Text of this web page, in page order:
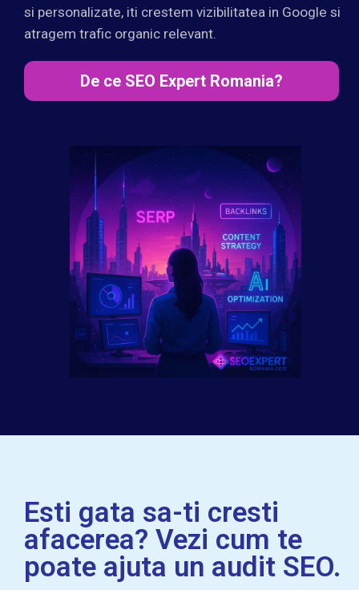
si personalizate, iti crestem vizibilitatea in Google si
atragem trafic organic relevant.
De ce SEO Expert Romania?
Esti gata sa-ti cresti
afacerea? Vezi cum te
poate ajuta un audit SEO.